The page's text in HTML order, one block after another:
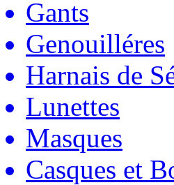
Gants
Genouilléres
Harnais de
Lunettes
Masques
Casques et